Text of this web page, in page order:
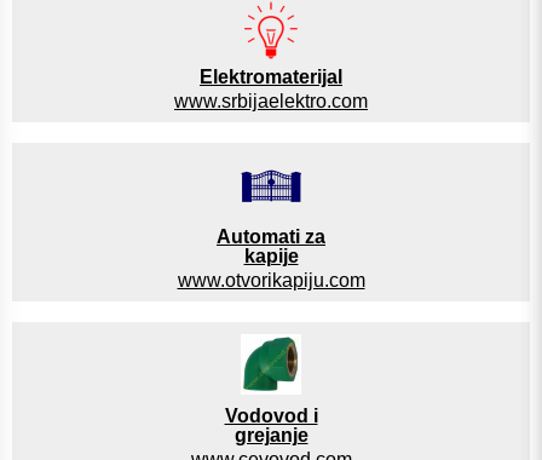
Elektromaterijal
www.srbijaelektro.com
Automati za
kapije
www.otvorikapiju.com
Vodovod i
grejanje